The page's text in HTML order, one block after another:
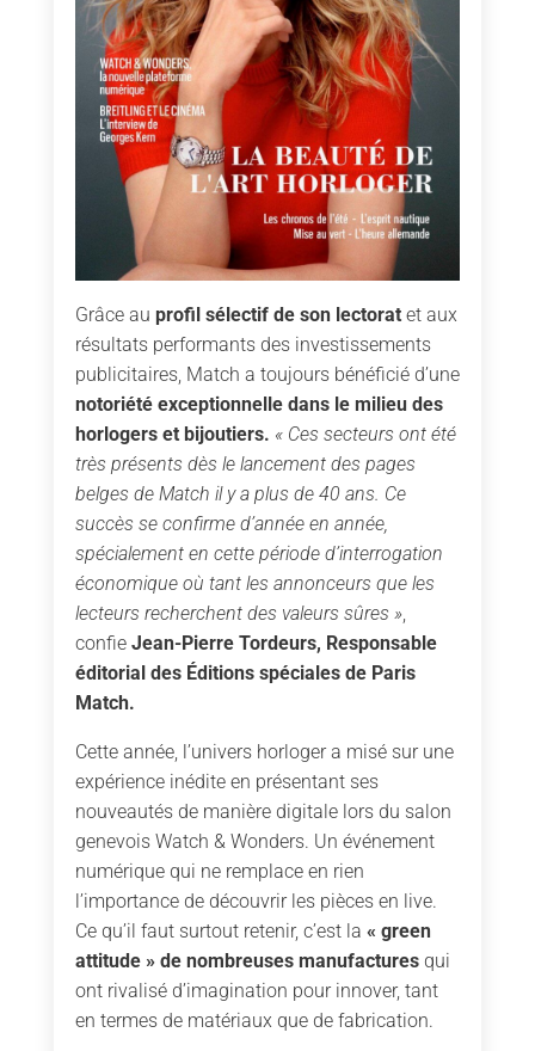
Grâce au profil sélectif de son lectoratet aux
résultats performants des investissements
publicitaires, Match a toujours bénéficié d’une
notoriété exceptionnelle dans le milieu des
horlogers et bijoutiers. « Ces secteurs ont été
très présents dès le lancement des pages
belges de Match il y a plus de 40 ans. Ce
succès se confirme d’année en année,
spécialement en cette période d’interrogation
économique où tant les annonceurs que les
lecteurs recherchent des valeurs sûres »,
confie Jean-Pierre Tordeurs, Responsable
éditorial des Éditions spéciales de Paris
Match.
Cette année, l’univers horloger a misé sur une
expérience inédite en présentant ses
nouveautés de manière digitale lors du salon
genevois Watch & Wonders. Un événement
numérique qui ne remplace en rien
l’importance de découvrir les pièces en live.
Ce qu’il faut surtout retenir, c’est la « green
attitude » de nombreuses manufacturesqui
ont rivalisé d’imagination pour innover, tant
en termes de matériaux que de fabrication.